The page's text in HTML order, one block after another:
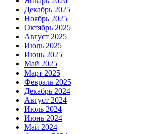
Декабрь 2025
Ноябрь 2025
Октябрь 2025
Август 2025
Июль 2025
Июнь 2025
Май 2025
Март 2025
Февраль 2025
Декабрь 2024
Август 2024
Июль 2024
Июнь 2024
Май 2024